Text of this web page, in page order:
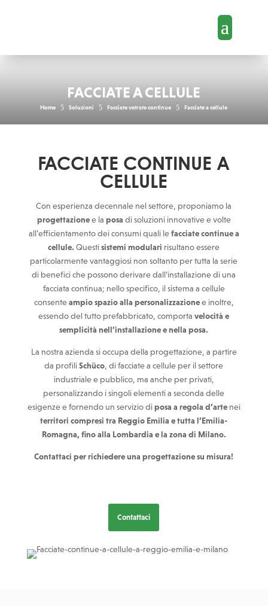
FACCIATE A CELLULE
Home 5 Soluzioni 5 Facciate vetrate continue 5 Facciate a cellule
FACCIATE CONTINUE A
CELLULE
Con esperienza decennale nel settore, proponiamo la
progettazionee la posa di soluzioni innovative e volte
all’efficientamento dei consumi quali lefacciate continue a
cellule.Questisistemi modulari risultano essere
particolarmente vantaggiosi non soltanto per tutta la serie
di benefici che possono derivare dall’installazione di una
facciata continua; nello specifico, il sistema a cellule
consenteampio spazio alla personalizzazionee inoltre,
essendo del tutto prefabbricato, comportavelocità e
semplicità nell’installazione e nella posa.
La nostra azienda si occupa della progettazione, a partire
da profiliSchüco, di facciate a cellule per il settore
industriale e pubblico, ma anche per privati,
personalizzando i singoli elementi a seconda delle
esigenze e fornendo un servizio diposa a regola d’artenei
territori compresi tra Reggio Emilia e tutta l’Emilia-
Romagna, fino alla Lombardia e la zona di Milano.
Contattaci per richiedere una progettazione su misura!
Contattaci